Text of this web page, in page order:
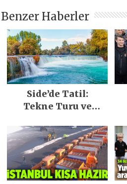
Benzer Haberler
Side’de Tatil:
Tekne Turu ve